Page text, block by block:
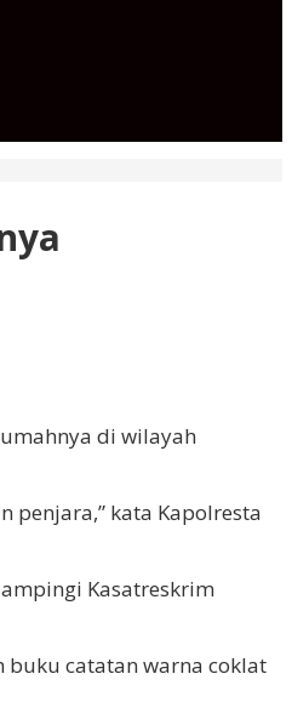
di wilayah
penjara,” kata Kapolresta
Kasatreskrim
buku catatan warna coklat